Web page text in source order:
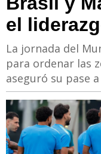
el
La jornada del
para ordenar las
aseguró su pase